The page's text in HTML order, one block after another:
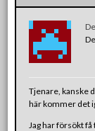
Tjenare, kanske
här kommer det
Jag har försökt